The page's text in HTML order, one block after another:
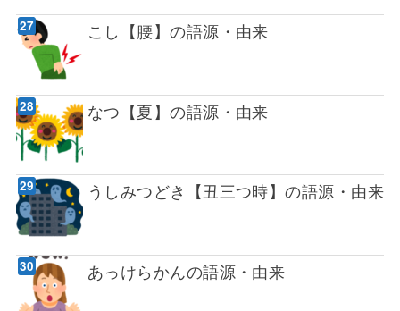
こし【腰】の語源・由来
なつ【夏】の語源・由来
うしみつどき【丑三つ時】の語源・由来
あっけらかんの語源・由来